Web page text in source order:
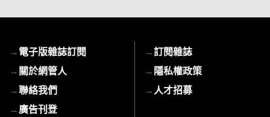
mail
→電子版雜誌訂閱
→關於網管人
→聯絡我們
→廣告刊登
→訂閱雜誌
→隱私權政策
→人才招募